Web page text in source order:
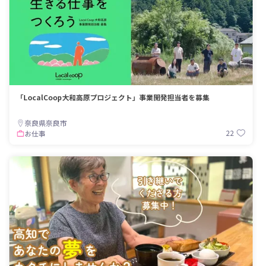
「LocalCoop大和高原プロジェクト」事業開発担当者を募集
奈良県奈良市
お仕事
22